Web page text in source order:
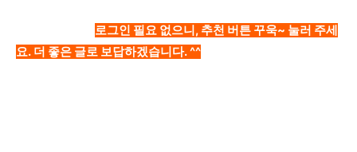
로그인 필요 없으니, 추천 버튼 꾸욱~ 눌러 주세
요. 더 좋은 글로 보답하겠습니다. ^^